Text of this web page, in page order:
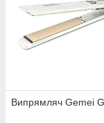
Випрямляч Gemei